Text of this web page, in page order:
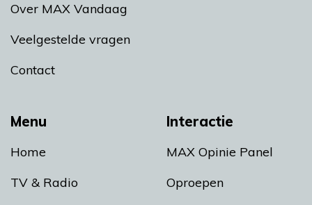
Menu
Home
TV & Radio
Interactie
MAX Opinie Panel
Oproepen
Over MAX Vandaag
Veelgestelde vragen
Contact